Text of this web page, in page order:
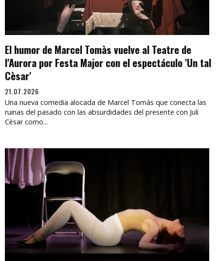
El humor de Marcel Tomàs vuelve al Teatre de
l'Aurora por Festa Major con el espectáculo 'Un tal
Cèsar'
21.07.2026
Una nueva comedia alocada de Marcel Tomàs que conecta las
ruinas del pasado con las absurdidades del presente con Juli
Cèsar como...